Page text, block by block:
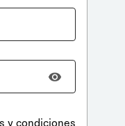
y condiciones